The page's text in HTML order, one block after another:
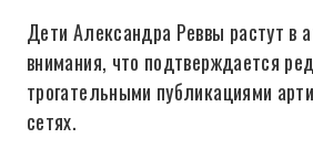
Дети Александра Реввы растут в
внимания, что подтверждается
трогательными публикациями
сетях.